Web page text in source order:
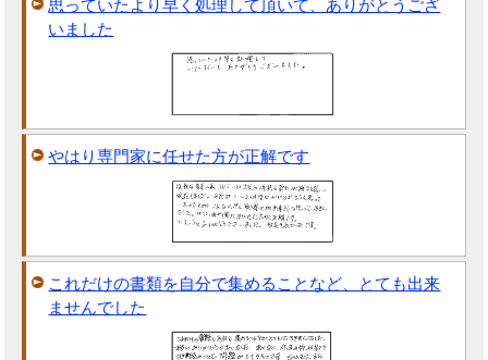
思っていたより早く処理して頂いて、ありがとうござ
いました
やはり専門家に任せた方が正解です
これだけの書類を自分で集めることなど、とても出来
ませんでした